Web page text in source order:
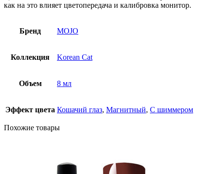
как на это влияет цветопередача и калибровка монитор.
Бренд MOJO
Коллекция Korean Cat
Объем 8 мл
Эффект цвета Кошачий глаз, Магнитный, С шиммером
Похожие товары